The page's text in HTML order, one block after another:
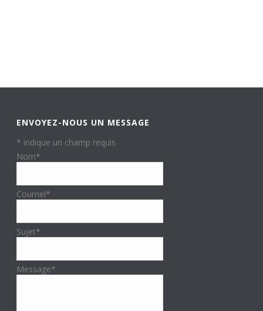
ENVOYEZ-NOUS UN MESSAGE
* indique un champ requis
Nom*
Courriel*
Sujet*
Message*